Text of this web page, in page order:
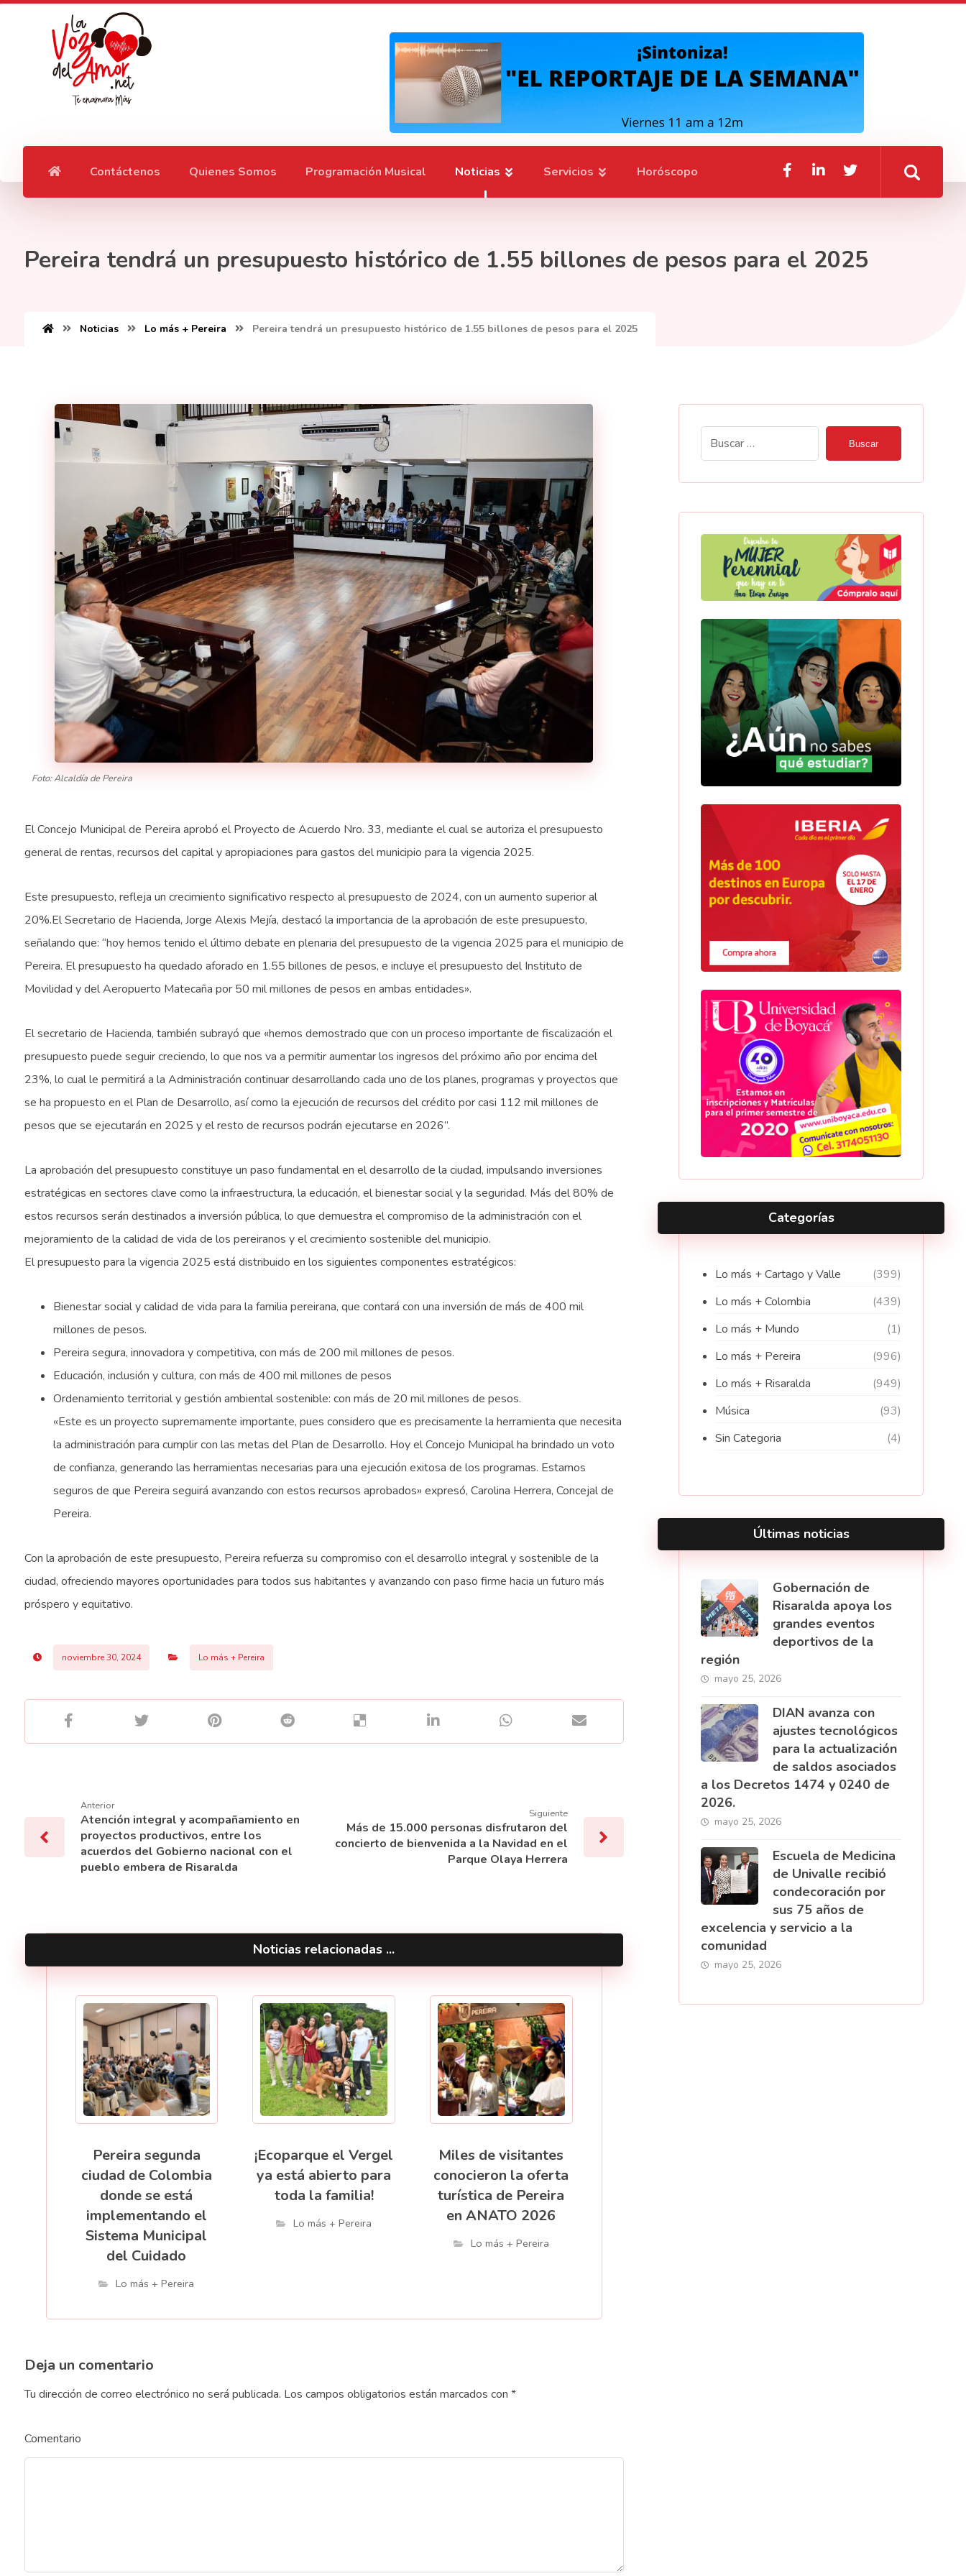
Contáctenos Quienes Somos Programación Musical Noticias Servicios Horóscopo
Pereira tendrá un presupuesto histórico de 1.55 billones de pesos para el 2025
Noticias Lo más + Pereira Pereira tendrá un presupuesto histórico de 1.55 billones de pesos para el 2025
Foto: Alcaldía de Pereira
El Concejo Municipal de Pereira aprobó el Proyecto de Acuerdo Nro. 33, mediante el cual se autoriza el presupuesto
general de rentas, recursos del capital y apropiaciones para gastos del municipio para la vigencia 2025.
Este presupuesto, refleja un crecimiento significativo respecto al presupuesto de 2024, con un aumento superior al
20%.El Secretario de Hacienda, Jorge Alexis Mejía, destacó la importancia de la aprobación de este presupuesto,
señalando que: “hoy hemos tenido el último debate en plenaria del presupuesto de la vigencia 2025 para el municipio de
Pereira. El presupuesto ha quedado aforado en 1.55 billones de pesos, e incluye el presupuesto del Instituto de
Movilidad y del Aeropuerto Matecaña por 50 mil millones de pesos en ambas entidades».
El secretario de Hacienda, también subrayó que «hemos demostrado que con un proceso importante de fiscalización el
presupuesto puede seguir creciendo, lo que nos va a permitir aumentar los ingresos del próximo año por encima del
23%, lo cual le permitirá a la Administración continuar desarrollando cada uno de los planes, programas y proyectos que
se ha propuesto en el Plan de Desarrollo, así como la ejecución de recursos del crédito por casi 112 mil millones de
pesos que se ejecutarán en 2025 y el resto de recursos podrán ejecutarse en 2026”.
La aprobación del presupuesto constituye un paso fundamental en el desarrollo de la ciudad, impulsando inversiones
estratégicas en sectores clave como la infraestructura, la educación, el bienestar social y la seguridad. Más del 80% de
estos recursos serán destinados a inversión pública, lo que demuestra el compromiso de la administración con el
mejoramiento de la calidad de vida de los pereiranos y el crecimiento sostenible del municipio.
El presupuesto para la vigencia 2025 está distribuido en los siguientes componentes estratégicos:
Bienestar social y calidad de vida para la familia pereirana, que contará con una inversión de más de 400 mil
millones de pesos.
Pereira segura, innovadora y competitiva, con más de 200 mil millones de pesos.
Educación, inclusión y cultura, con más de 400 mil millones de pesos
Ordenamiento territorial y gestión ambiental sostenible: con más de 20 mil millones de pesos.
«Este es un proyecto supremamente importante, pues considero que es precisamente la herramienta que necesita
la administración para cumplir con las metas del Plan de Desarrollo. Hoy el Concejo Municipal ha brindado un voto
de confianza, generando las herramientas necesarias para una ejecución exitosa de los programas. Estamos
seguros de que Pereira seguirá avanzando con estos recursos aprobados» expresó, Carolina Herrera, Concejal de
Pereira.
Con la aprobación de este presupuesto, Pereira refuerza su compromiso con el desarrollo integral y sostenible de la
ciudad, ofreciendo mayores oportunidades para todos sus habitantes y avanzando con paso firme hacia un futuro más
próspero y equitativo.
noviembre 30, 2024 Lo más + Pereira
Anterior
Atención integral y acompañamiento en
proyectos productivos, entre los
acuerdos del Gobierno nacional con el
pueblo embera de Risaralda
Siguiente
Más de 15.000 personas disfrutaron del
concierto de bienvenida a la Navidad en el
Parque Olaya Herrera
Noticias relacionadas ...
Pereira segunda
ciudad de Colombia
donde se está
implementando el
Sistema Municipal
del Cuidado
Lo más + Pereira
¡Ecoparque el Vergel
ya está abierto para
toda la familia!
Lo más + Pereira
Miles de visitantes
conocieron la oferta
turística de Pereira
en ANATO 2026
Lo más + Pereira
Deja un comentario
Tu dirección de correo electrónico no será publicada. Los campos obligatorios están marcados con *
Comentario
Buscar
Categorías
Lo más + Cartago y Valle
(399)
Lo más + Colombia
(439)
Lo más + Mundo
(1)
Lo más + Pereira
(996)
Lo más + Risaralda
(949)
Música
(93)
Sin Categoria
(4)
Últimas noticias
Gobernación de
Risaralda apoya los
grandes eventos
deportivos de la
región
mayo 25, 2026
DIAN avanza con
ajustes tecnológicos
para la actualización
de saldos asociados
a los Decretos 1474 y 0240 de
2026.
mayo 25, 2026
Escuela de Medicina
de Univalle recibió
condecoración por
sus 75 años de
excelencia y servicio a la
comunidad
mayo 25, 2026